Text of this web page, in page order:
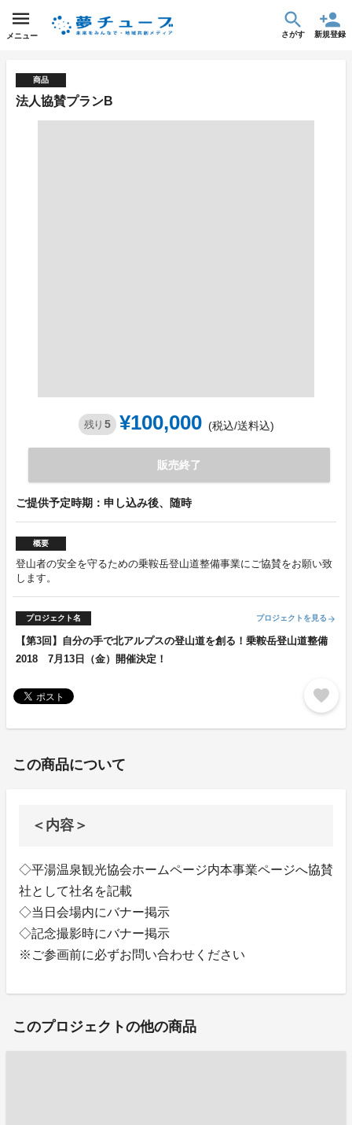
メニュー さがす 新規登録
商品
法人協賛プランB
残り 5 ¥100,000 (税込/送料込)
販売終了
ご提供予定時期：申し込み後、随時
概要
登山者の安全を守るための乗鞍岳登山道整備事業にご協賛をお願い致
します。
プロジェクト名 プロジェクトを見る arrow_forward
【第3回】自分の手で北アルプスの登山道を創る！乗鞍岳登山道整備
2018 7月13日（金）開催決定！
favorite
この商品について
＜内容＞
◇平湯温泉観光協会ホームページ内本事業ページへ協賛
社として社名を記載
◇当日会場内にバナー掲示
◇記念撮影時にバナー掲示
※ご参画前に必ずお問い合わせください
このプロジェクトの他の商品